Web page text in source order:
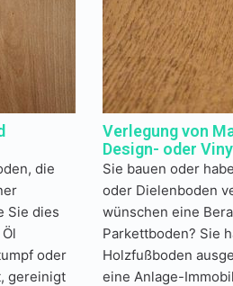
die
Sie dies
oder
gereinigt
Verlegung von
Design- oder
Sie bauen oder
oder Dielenboden
wünschen eine
Parkettboden? Sie
Holzfußboden
eine Anlage-